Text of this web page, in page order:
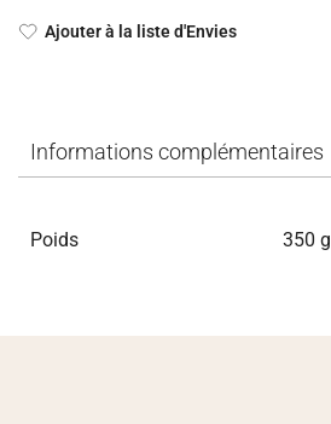
Ajouter à la liste d'Envies
Informations complémentaires
Poids 350 g